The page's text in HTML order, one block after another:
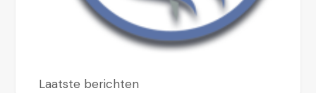
Laatste berichten